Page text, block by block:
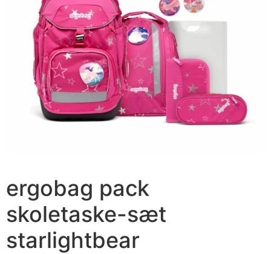
ergobag pack
skoletaske-sæt
starlightbear